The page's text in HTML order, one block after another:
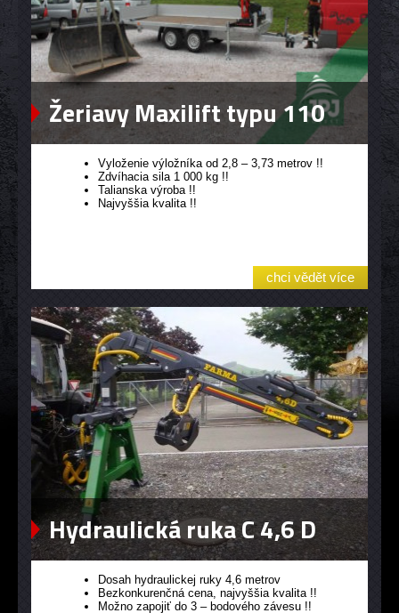
Žeriavy Maxilift typu 110
Vyloženie výložníka od 2,8 – 3,73 metrov !!
Zdvíhacia sila 1 000 kg !!
Talianska výroba !!
Najvyššia kvalita !!
chci vědět více
Hydraulická ruka C 4,6 D
Dosah hydraulickej ruky 4,6 metrov
Bezkonkurenčná cena, najvyššia kvalita !!
Možno zapojiť do 3 – bodového závesu !!